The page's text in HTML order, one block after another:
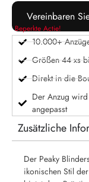
Vereinbaren
Beperkte Actie!
10.000+
Größen 44 xs
Direkt in die
Der Anzug
angepasst
Zusätzliche
Der Peaky
ikonischen Stil